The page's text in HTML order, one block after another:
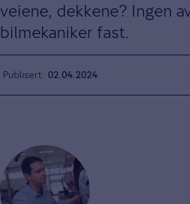
veiene, dekkene? Ingen
bilmekaniker fast.
Publisert 02.04.2024